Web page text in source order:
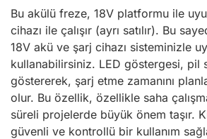
Bu akülü freze, 18V platformu ile
cihazı ile çalışır (ayrı satılır). Bu
18V akü ve şarj cihazı sisteminizle
kullanabilirsiniz. LED göstergesi, pil
göstererek, şarj etme zamanını
olur. Bu özellik, özellikle saha
süreli projelerde büyük önem taşır.
güvenli ve kontrollü bir kullanım